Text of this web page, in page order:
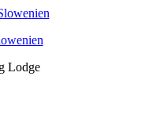
Lodge